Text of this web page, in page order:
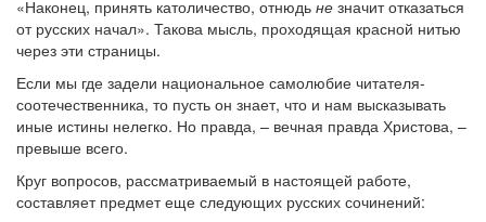
«Наконец, принять католичество, отнюдь не значит отказаться
от русских начал». Такова мысль, проходящая красной нитью
через эти страницы.
Если мы где задели национальное самолюбие читателя-
соотечественника, то пусть он знает, что и нам высказывать
иные истины нелегко. Но правда, – вечная правда Христова, –
превыше всего.
Круг вопросов, рассматриваемый в настоящей работе,
составляет предмет еще следующих русских сочинений: